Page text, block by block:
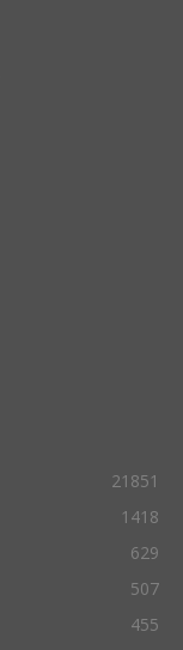
21851
1418
629
507
455